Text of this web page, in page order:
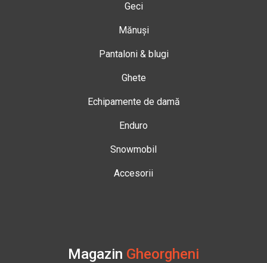
Geci
Mănuși
Pantaloni & blugi
Ghete
Echipamente de damă
Enduro
Snowmobil
Accesorii
Magazin Gheorgheni